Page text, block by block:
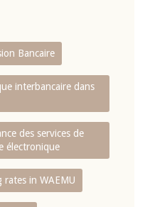
Bancaire
interbancaire dans
des services de
électronique
in WAEMU